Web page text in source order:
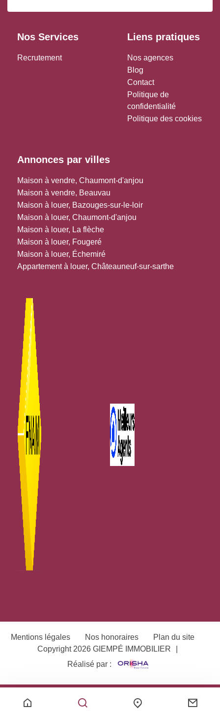
Nos Services
Recrutement
Liens pratiques
Nos agences
Blog
Contact
Politique de
confidentialité
Politique des cookies
Annonces par villes
Maison à vendre, Chaumont-d'anjou
Maison à vendre, Beauvau
Maison à louer, Bazouges-sur-le-loir
Maison à louer, Chaumont-d'anjou
Maison à louer, La flèche
Maison à louer, Fougeré
Maison à louer, Échemiré
Appartement à louer, Châteauneuf-sur-sarthe
Mentions légales Nos honoraires
Plan du site
Copyright 2026 GIEMPÉ IMMOBILIER
Réalisé par :